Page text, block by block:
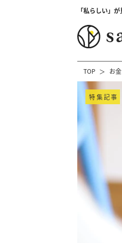
「私らしい」
TOP お
特集記事